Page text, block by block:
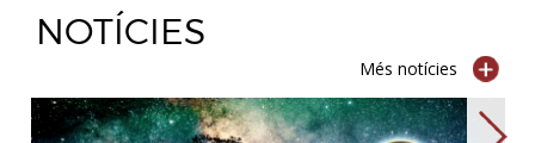
NOTÍCIES
Més notícies